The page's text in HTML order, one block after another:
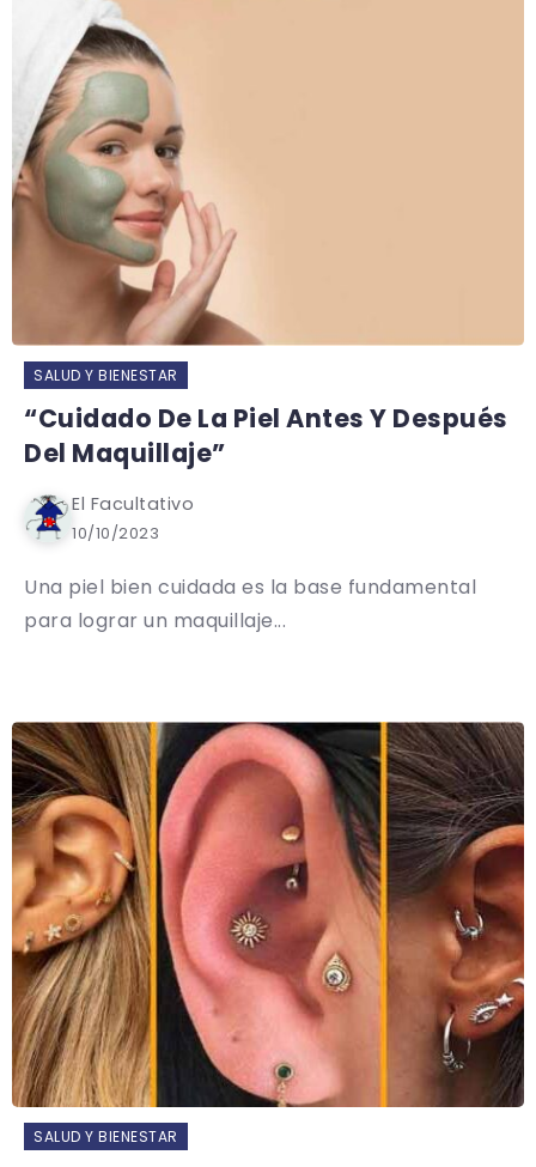
SALUD Y BIENESTAR
“Cuidado De La Piel Antes Y Después
Del Maquillaje”
El Facultativo
10/10/2023
Una piel bien cuidada es la base fundamental
para lograr un maquillaje...
SALUD Y BIENESTAR